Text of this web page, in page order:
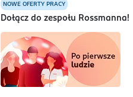
NOWE OFERTY PRACY
Dołącz do zespołu Rossmanna!